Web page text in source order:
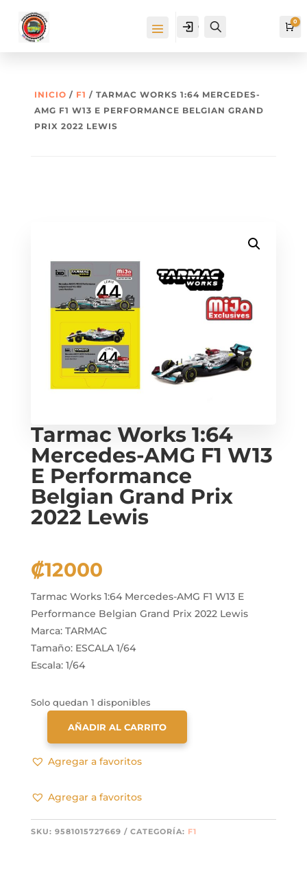
Cuenta 0
INICIO / F1 / TARMAC WORKS 1:64 MERCEDES-
AMG F1 W13 E PERFORMANCE BELGIAN GRAND
PRIX 2022 LEWIS
Tarmac Works 1:64
Mercedes-AMG F1 W13
E Performance
Belgian Grand Prix
2022 Lewis
₡12000
Tarmac Works 1:64 Mercedes-AMG F1 W13 E
Performance Belgian Grand Prix 2022 Lewis
Marca: TARMAC
Tamaño: ESCALA 1/64
Escala: 1/64
Solo quedan 1 disponibles
TARMAC
WORKS
1:64
AMG
W13
AÑADIR AL CARRITO
Agregar a favoritos
Agregar a favoritos
SKU: 9581015727669 CATEGORÍA: F1